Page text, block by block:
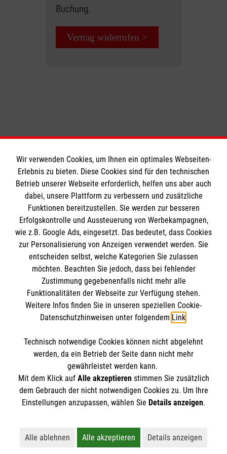
Buchung.
Vertrag widerrufen >
Informationen
Impressum
Datenschutz
Kontakt
Barrierefreiheit
Die Malteser
Malteser in Deutschland
Malteserorden
Sharepoint
Spendenkonto
Bank: PAX Bank für Kirche und Caritas eG
DE12370601201201213556
BIC: GENODED1PA7
So finden Sie uns
Bahnhofstr. 2a
82166 Gräfelfing
Email:malteser.graefelfing@malteser.org
Der Malteser Hilfsdienst e.V. ist als eingetragene
Gewerbesteuer befreit.
Wir verwenden Cookies, um Ihnen ein optimales Webseiten-
Erlebnis zu bieten. Diese Cookies sind für den technischen
Betrieb unserer Webseite erforderlich, helfen uns aber auch
dabei, unsere Plattform zu verbessern und zusätzliche
Funktionen bereitzustellen. Sie werden zur besseren
Erfolgskontrolle und Aussteuerung von Werbekampagnen,
wie z.B. Google Ads, eingesetzt. Das bedeutet, dass Cookies
zur Personalisierung von Anzeigen verwendet werden. Sie
entscheiden selbst, welche Kategorien Sie zulassen
möchten. Beachten Sie jedoch, dass bei fehlender
Zustimmung gegebenenfalls nicht mehr alle
Funktionalitäten der Webseite zur Verfügung stehen.
Weitere Infos finden Sie in unseren speziellen Cookie-
Datenschutzhinweisen unter folgendem Link.
Technisch notwendige Cookies können nicht abgelehnt
werden, da ein Betrieb der Seite dann nicht mehr
gewährleistet werden kann.
Mit dem Klick auf Alle akzeptierenstimmen Sie zusätzlich
dem Gebrauch der nicht notwendigen Cookies zu. Um Ihre
Einstellungen anzupassen, wählen Sie Details anzeigen.
Alle ablehnen
Lehnt alle nicht-essentiellen Cookies ab
Alle akzeptieren
Akzeptiert alle Cookies
Details anzeigen